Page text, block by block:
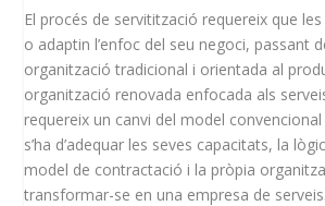
El procés de servitització requereix que
o adaptin l’enfoc del seu negoci, passant
organització tradicional i orientada al
organització renovada enfocada als
requereix un canvi del model
s’ha d’adequar les seves capacitats, la
model de contractació i la pròpia
transformar-se en una empresa de